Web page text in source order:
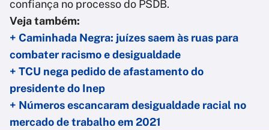
confiança no processo do PSDB.
Veja também:
+ Caminhada Negra: juízes saem às ruas para
combater racismo e desigualdade
+ TCU nega pedido de afastamento do
presidente do Inep
+ Números escancaram desigualdade racial no
mercado de trabalho em 2021